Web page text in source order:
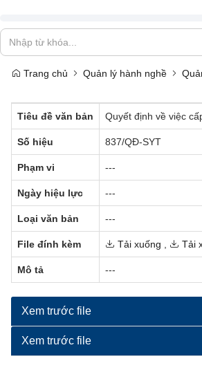
Trang chủ Quản lý hành nghề
Tiêu đề văn bản Quyết định về việc
Số hiệu 837/QĐ-SYT
Phạm vi ---
Ngày hiệu lực ---
Loại văn bản ---
File đính kèm Tải xuống Tải
Mô tả ---
Xem trước file
Xem trước file